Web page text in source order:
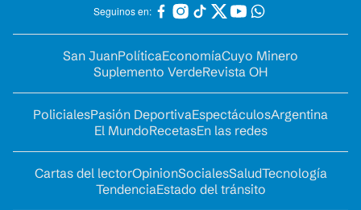
Seguinos en:
San JuanPolíticaEconomíaCuyo Minero
Suplemento VerdeRevista OH
PolicialesPasión DeportivaEspectáculosArgentina
El MundoRecetasEn las redes
Cartas del lectorOpinionSocialesSaludTecnología
TendenciaEstado del tránsito